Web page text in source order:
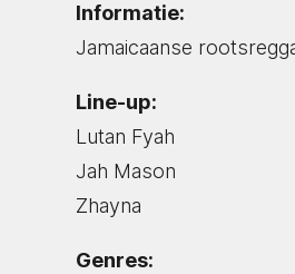
Informatie:
Jamaicaanse
Line-up:
Lutan Fyah
Jah Mason
Zhayna
Genres: